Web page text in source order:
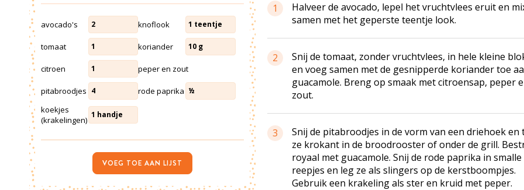
1
Halveer de avocado, lepel het vruchtvlees eruit en
samen met het geperste teentje look.
2
Snij de tomaat, zonder vruchtvlees, in hele kleine
en voeg samen met de gesnipperde koriander toe
guacamole. Breng op smaak met citroensap, peper
zout.
3
Snij de pitabroodjes in de vorm van een driehoek en
ze krokant in de broodrooster of onder de grill.
royaal met guacamole. Snij de rode paprika in smalle
reepjes en leg ze als slingers op de kerstboompjes.
Gebruik een krakeling als ster en kruid met peper.
avocado's 2 knoflook 1 teentje
tomaat 1 koriander 10 g
citroen 1 peper en zout
pitabroodjes 4 rode paprika ½
koekjes
(krakelingen) 1 handje
VOEG TOE AAN LIJST